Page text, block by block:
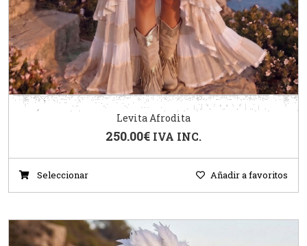
Levita Afrodita
250.00€ IVA INC.
Seleccionar Añadir a favoritos